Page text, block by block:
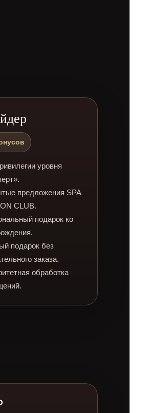
уровня
предложения SPA
CLUB.
подарок ко
подарок без
заказа.
обработка